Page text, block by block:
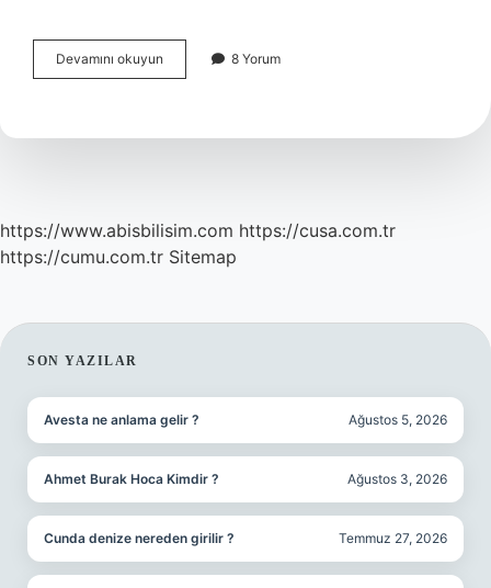
Devamını okuyun
soslu
günde
8 Yorum
https://www.abisbilisim.com https://cusa.com.tr
https://cumu.com.tr Sitemap
SIDEBAR
SON YAZILAR
Avesta ne anlama gelir ? Ağustos 5, 2026
Ahmet Burak Hoca Kimdir ? Ağustos 3, 2026
Cunda denize nereden girilir ? Temmuz 27, 2026